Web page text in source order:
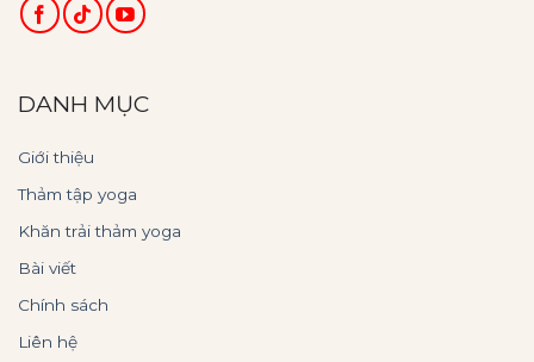
DANH MỤC
Giới thiệu
Thảm tập yoga
Khăn trải thảm yoga
Bài viết
Chính sách
Liên hệ